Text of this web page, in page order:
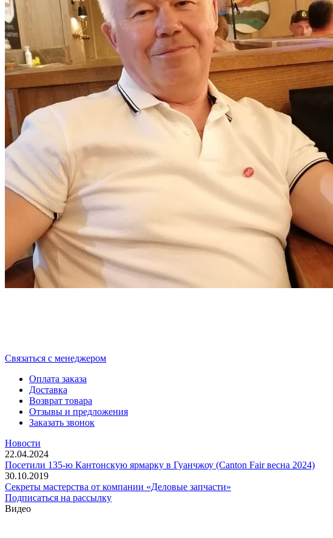
Cвязаться с менеджером
Оплата заказа
Доставка
Возврат товара
Отзывы и предложения
Заказать звонок
Новости
22.04.2024
Посетили 135-ю Кантонскую ярмарку в Гуанчжоу (Canton Fair весна 2024)
30.10.2019
Секреты мастерства от компании «Деловые запчасти»
Подписаться на рассылку
Видео